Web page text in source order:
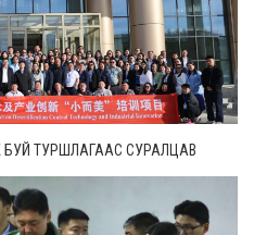
БУЙ ТУРШЛАГААС СУРАЛЦАВ